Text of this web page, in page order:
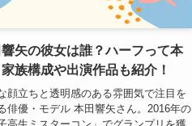
矢の彼女は誰？ハーフって本
族構成や出演作品も紹介！
顔立ちと透明感のある雰囲気で注目を
俳優・モデル 本田響矢さん。2016年の